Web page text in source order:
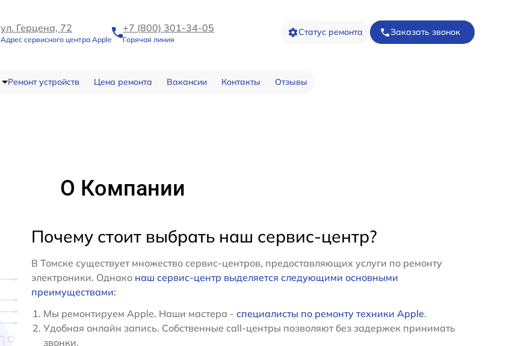
ул. Герцена, 72
Адрес сервисного центра Apple
+7 (800) 301-34-05
Горячая линия
Статус ремонта Заказать звонок
Ремонт устройств Цена ремонта Вакансии Контакты Отзывы
О Компании
Почему стоит выбрать наш сервис-центр?
В Томске существует множество сервис-центров, предоставляющих услуги по ремонту
электроники. Однако наш сервис-центр выделяется следующими основными
преимуществами:
Мы ремонтируем Apple. Наши мастера - специалисты по ремонту техники Apple.
Удобная онлайн запись. Собственные call-центры позволяют без задержек принимать
звонки.